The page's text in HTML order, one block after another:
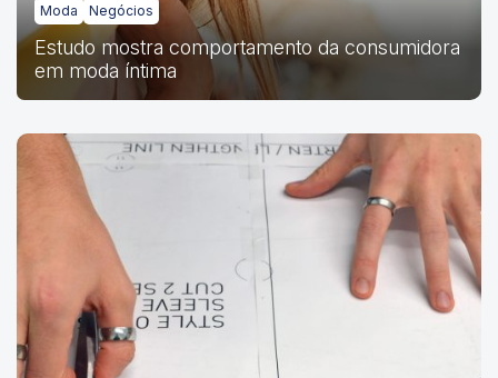
Moda Negócios
Estudo mostra comportamento da consumidora
em moda íntima